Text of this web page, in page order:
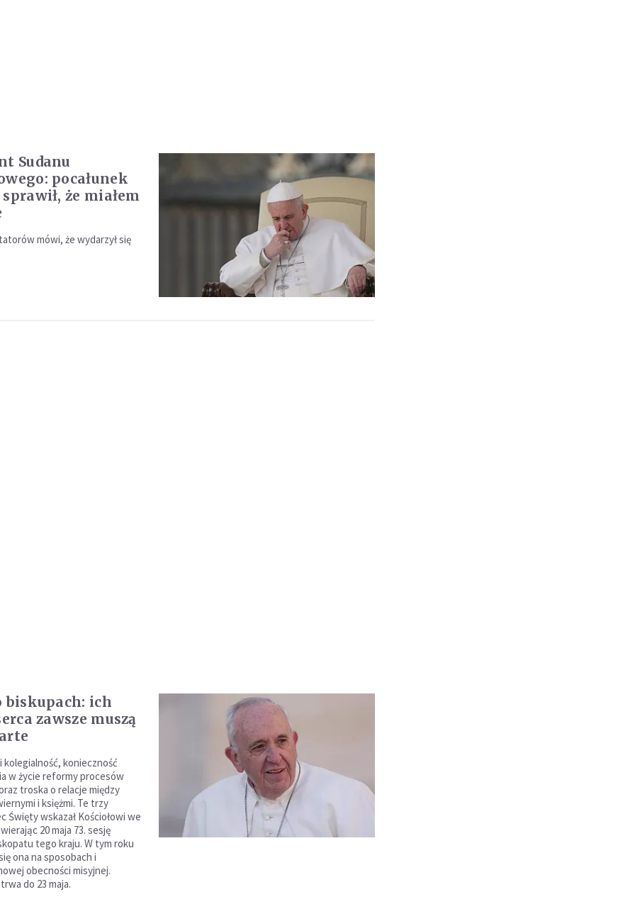
Sudanu
pocałunek
że miałem
mówi, że wydarzył się
biskupach: ich
zawsze muszą
kolegialność, konieczność
w życie reformy procesów
troska o relacje między
i księżmi. Te trzy
Święty wskazał Kościołowi we
20 maja 73. sesję
tego kraju. W tym roku
ona na sposobach i
obecności misyjnej.
do 23 maja.